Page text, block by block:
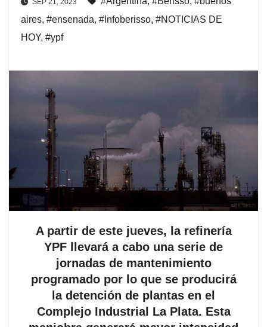
SEP 21, 2023
aires, #ensenada, #Infoberisso, #NOTICIAS DE
HOY, #ypf
A partir de este jueves, la refinería
YPF llevará a cabo una serie de
jornadas de mantenimiento
programado por lo que se producirá
la detención de plantas en el
Complejo Industrial La Plata. Esta